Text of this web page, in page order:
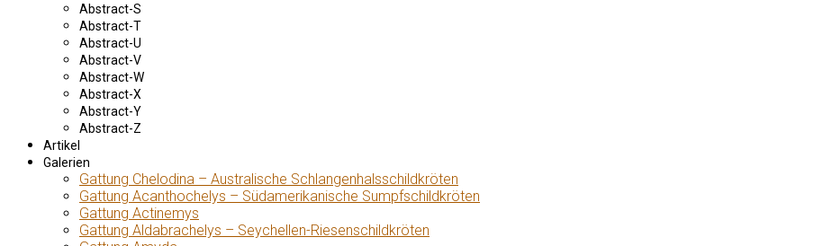
Abstract-S
Abstract-T
Abstract-U
Abstract-V
Abstract-W
Abstract-X
Abstract-Y
Abstract-Z
Artikel
Galerien
Gattung Chelodina – Australische Schlangenhalsschildkröten
Gattung Acanthochelys – Südamerikanische Sumpfschildkröten
Gattung Actinemys
Gattung Aldabrachelys – Seychellen-Riesenschildkröten